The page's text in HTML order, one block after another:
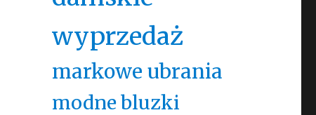
wyprzedaż
markowe ubrania
modne bluzki